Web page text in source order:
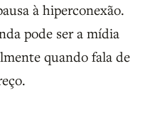
à hiperconexão.
pode ser a mídia
quando fala de